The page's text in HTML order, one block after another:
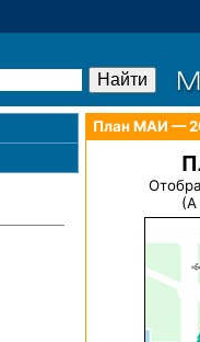
План МАИ —
(А